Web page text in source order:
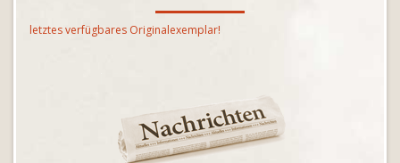
letztes verfügbares Originalexemplar!